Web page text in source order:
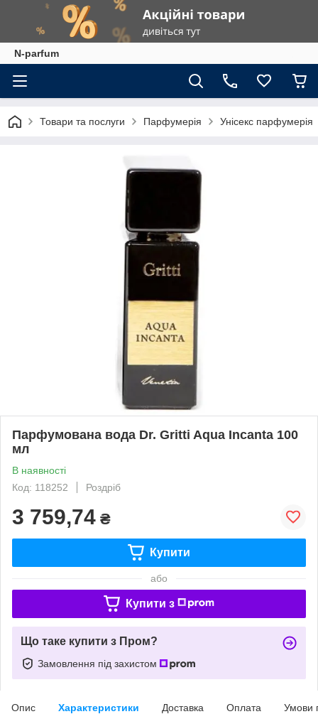
N-parfum
Товари та послуги Парфумерія Унісекс парфумерія
Парфумована вода Dr. Gritti Aqua Incanta 100
мл
В наявності
Код: 118252
Роздріб
3 759,74 ₴
Купити
або
Купити з
Що таке купити з Пром?
Замовлення під захистом
Опис Характеристики Доставка Оплата Умови